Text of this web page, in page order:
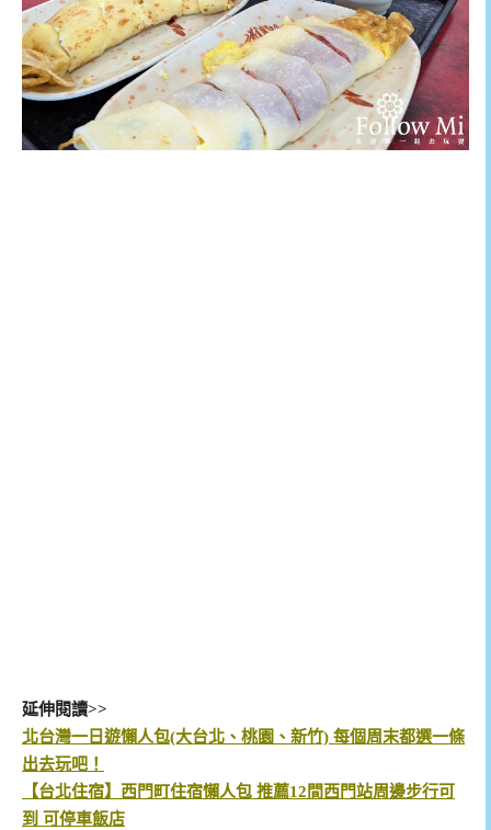
延伸閱讀>>
北台灣一日遊懶人包(大台北、桃園、新竹) 每個周末都選一條
出去玩吧！
【台北住宿】西門町住宿懶人包 推薦12間西門站周邊步行可
到 可停車飯店